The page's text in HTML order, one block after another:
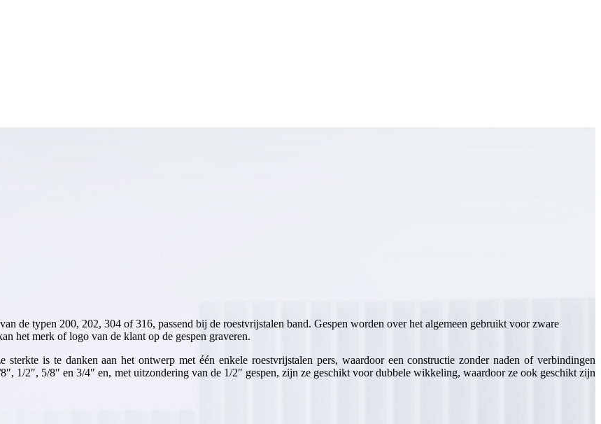
de typen 200, 202, 304 of 316, passend bij de roestvrijstalen band. Gespen worden over het algemeen gebruikt voor zware
het merk of logo van de klant op de gespen graveren.
is te danken aan het ontwerp met één enkele roestvrijstalen pers, waardoor een constructie zonder naden of verbindingen
1/2″, 5/8″ en 3/4″ en, met uitzondering van de 1/2″ gespen, zijn ze geschikt voor dubbele wikkeling, waardoor ze ook geschikt zijn